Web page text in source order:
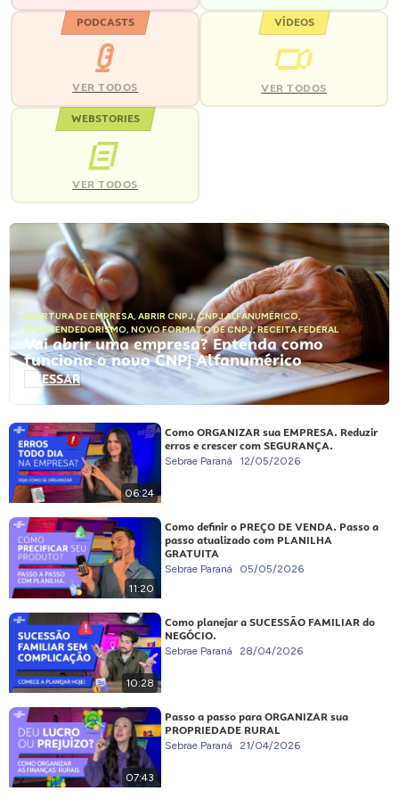
PODCASTS
VER TODOS
VÍDEOS
VER TODOS
WEBSTORIES
VER TODOS
ABERTURA DE EMPRESA, ABRIR CNPJ,CNPJ ALFANUMÉRICO,
EMPREENDEDORISMO, NOVO FORMATO DE CNPJ,RECEITA FEDERAL
Vai abrir uma empresa? Entenda como
funciona o novo CNPJ Alfanumérico
ACESSAR
06:24
Como ORGANIZAR sua EMPRESA. Reduzir
erros e crescer com SEGURANÇA.
Sebrae Paraná 12/05/2026
11:20
Como definir o PREÇO DE VENDA. Passo a
passo atualizado com PLANILHA
GRATUITA
Sebrae Paraná 05/05/2026
10:28
Como planejar a SUCESSÃO FAMILIAR do
NEGÓCIO.
Sebrae Paraná 28/04/2026
07:43
Passo a passo para ORGANIZAR sua
PROPRIEDADE RURAL
Sebrae Paraná 21/04/2026